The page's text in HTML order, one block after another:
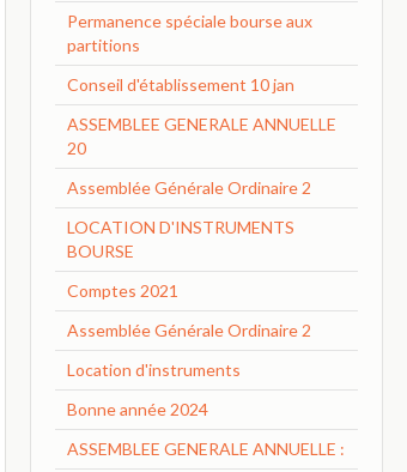
Permanence spéciale bourse aux
partitions
Conseil d'établissement 10 jan
ASSEMBLEE GENERALE ANNUELLE
20
Assemblée Générale Ordinaire 2
LOCATION D'INSTRUMENTS
BOURSE
Comptes 2021
Assemblée Générale Ordinaire 2
Location d'instruments
Bonne année 2024
ASSEMBLEE GENERALE ANNUELLE :